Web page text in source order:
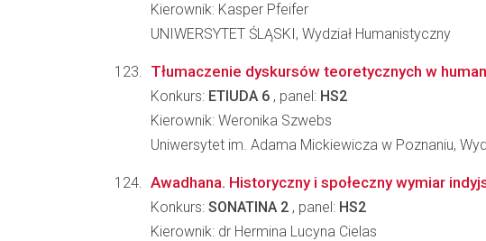
Kierownik: Kasper Pfeifer
UNIWERSYTET ŚLĄSKI, Wydział Humanistyczny
Tłumaczenie dyskursów teoretycznych w
Konkurs: ETIUDA 6 , panel: HS2
Kierownik: Weronika Szwebs
Uniwersytet im. Adama Mickiewicza w Poznaniu,
Awadhana. Historyczny i społeczny wymiar
Konkurs: SONATINA 2 , panel: HS2
Kierownik: dr Hermina Lucyna Cielas